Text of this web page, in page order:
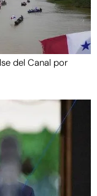
del Canal por